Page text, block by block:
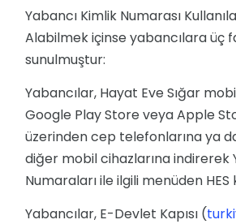
Yabancı Kimlik Numarası
Alabilmek içinse yabancılara üç
sunulmuştur:
Yabancılar, Hayat Eve Sığar
Google Play Store veya Apple
üzerinden cep telefonlarına ya
diğer mobil cihazlarına indirerek
Numaraları ile ilgili menüden
Yabancılar, E-Devlet Kapısı (